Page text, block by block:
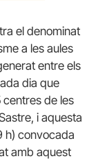
el denominat
a les aules
entre els
dia que
centres de les
i aquesta
h) convocada
amb aquest